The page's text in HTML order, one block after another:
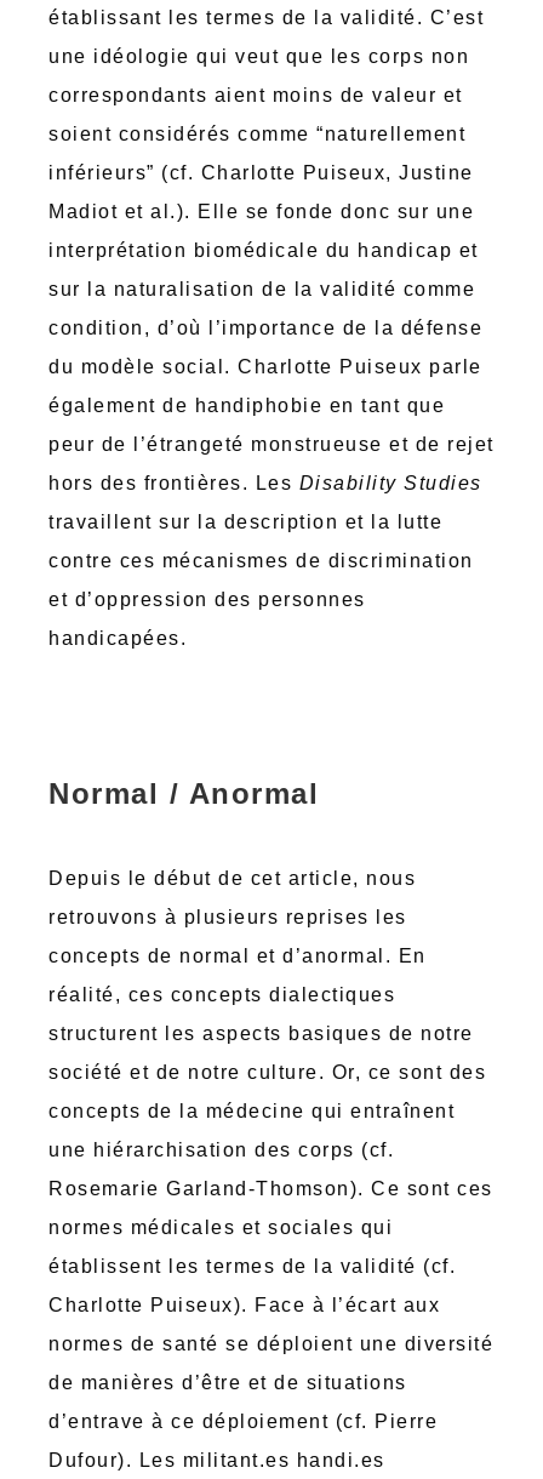
établissant les termes de la validité. C’est
une idéologie qui veut que les corps non
correspondants aient moins de valeur et
soient considérés comme “naturellement
inférieurs” (cf. Charlotte Puiseux, Justine
Madiot et al.). Elle se fonde donc sur une
interprétation biomédicale du handicap et
sur la naturalisation de la validité comme
condition, d’où l’importance de la défense
du modèle social. Charlotte Puiseux parle
également de handiphobie en tant que
peur de l’étrangeté monstrueuse et de rejet
hors des frontières. Les Disability Studies
travaillent sur la description et la lutte
contre ces mécanismes de discrimination
et d’oppression des personnes
handicapées.
Normal / Anormal
Depuis le début de cet article, nous
retrouvons à plusieurs reprises les
concepts de normal et d’anormal. En
réalité, ces concepts dialectiques
structurent les aspects basiques de notre
société et de notre culture. Or, ce sont des
concepts de la médecine qui entraînent
une hiérarchisation des corps (cf.
Rosemarie Garland-Thomson). Ce sont ces
normes médicales et sociales qui
établissent les termes de la validité (cf.
Charlotte Puiseux). Face à l’écart aux
normes de santé se déploient une diversité
de manières d’être et de situations
d’entrave à ce déploiement (cf. Pierre
Dufour). Les militant.es handi.es